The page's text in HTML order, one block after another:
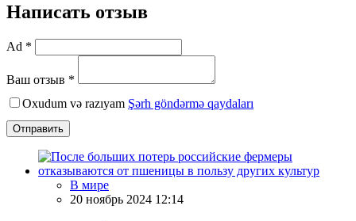
Написать отзыв
Ad *
Ваш отзыв *
Oxudum və razıyam Şərh göndərmə qaydaları
Отправить
В мире
20 ноябрь 2024 12:14